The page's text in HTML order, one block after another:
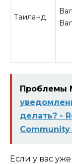
Таиланд
Проблемы
делать? -
Community
Если у вас уже